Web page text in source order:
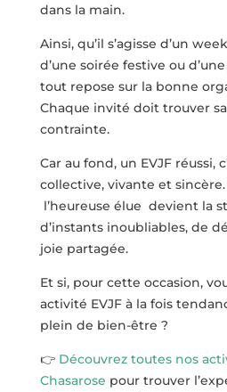
dans la main.
Ainsi, qu’il s’agisse d’un
d’une soirée festive ou
tout repose sur la bonne
Chaque invité doit trouver
contrainte.
Car au fond, un EVJF réussi,
collective, vivante et
l’heureuse élue devient la
d’instants inoubliables, de
joie partagée.
Et si, pour cette occasion,
activité EVJF à la fois
plein de bien-être ?
👉 Découvrez toutes nos
Chasarose pour trouver